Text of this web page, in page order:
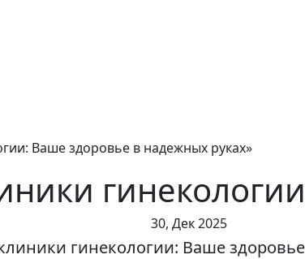
Ваше здоровье в надежных руках»
30, Дек 2025
гинекологии: Ваше